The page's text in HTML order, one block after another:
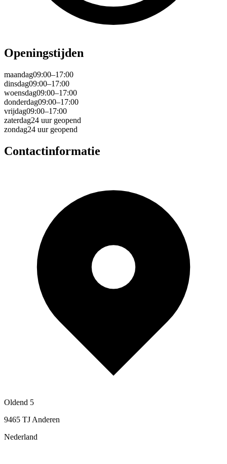
Openingstijden
maandag09:00–17:00
dinsdag09:00–17:00
woensdag09:00–17:00
donderdag09:00–17:00
vrijdag09:00–17:00
zaterdag24 uur geopend
zondag24 uur geopend
Contactinformatie
Oldend 5
9465 TJ Anderen
Nederland